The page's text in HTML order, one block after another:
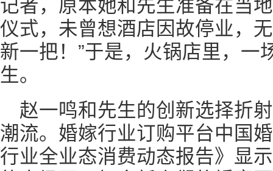
记者，原本她和先生准备在当
仪式，未曾想酒店因故停业，
新一把！”于是，火锅店里，一
生。
赵一鸣和先生的创新选择折
潮流。婚嫁行业订购平台中国
行业全业态消费动态报告》显